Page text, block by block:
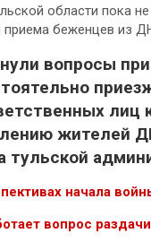
области пока
беженцев из
вопросы
жителей
тульской
начала
вопрос